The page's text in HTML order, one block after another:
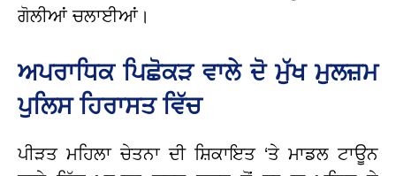
ਗੋਲੀਆਂ ਚਲਾਈਆਂ।
ਅਪਰਾਧਿਕ ਪਿਛੋਕੜ ਵਾਲੇ ਦੋ ਮੁੱਖ ਮੁਲਜ਼ਮ
ਪੁਲਿਸ ਹਿਰਾਸਤ ਵਿੱਚ
ਪੀੜਤ ਮਹਿਲਾ ਚੇਤਨਾ ਦੀ ਸ਼ਿਕਾਇਤ ‘ਤੇ ਮਾਡਲ ਟਾਊਨ